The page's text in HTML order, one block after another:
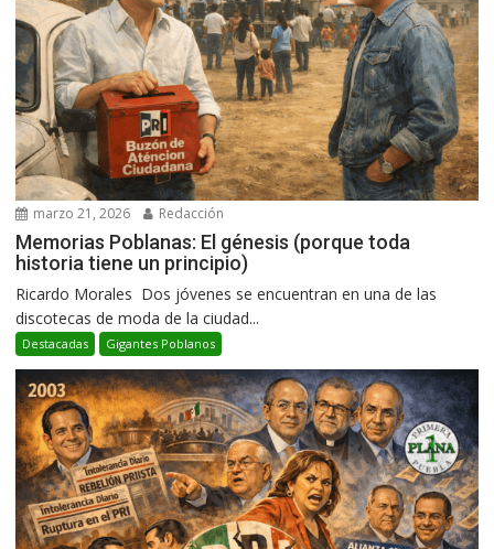
marzo 21, 2026 Redacción
Memorias Poblanas: El génesis (porque toda
historia tiene un principio)
Ricardo Morales Dos jóvenes se encuentran en una de las
discotecas de moda de la ciudad...
Destacadas Gigantes Poblanos